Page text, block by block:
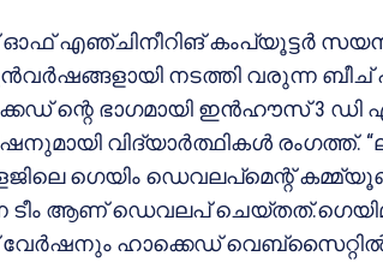
ഓഫ് എഞ്ചിനീറിങ് കംപ്യൂട്ടർ
നടത്തി വരുന്ന ബീച്
ന്റെ ഭാഗമായി ഇൻഹൗസ് 3
വിദ്യാർത്ഥികൾ രംഗത്ത്.
ഗെയിം ഡെവലപ്മെന്റ്
ആണ് ഡെവലപ്
ഹാക്കെഡ് വെബ്സൈറ്റിൽ